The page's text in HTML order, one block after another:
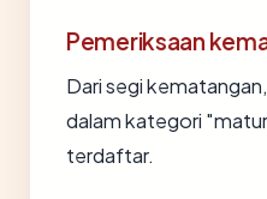
Pemeriksaan
Dari segi kematangan,
dalam kategori
terdaftar.